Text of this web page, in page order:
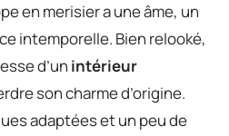
en merisier a une âme, un
intemporelle. Bien relooké,
d’un intérieur
son charme d’origine.
adaptées et un peu de